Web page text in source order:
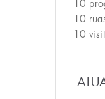
10
10
10